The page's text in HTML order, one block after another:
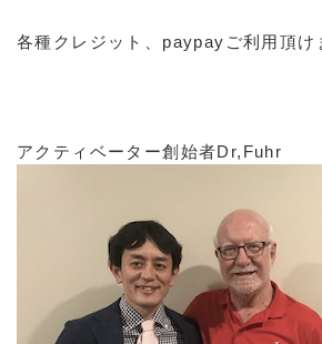
各種クレジット、paypayご利用頂け
アクティベーター創始者Dr,Fuhr